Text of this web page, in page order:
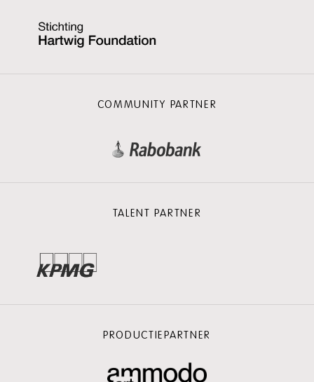
COMMUNITY PARTNER
TALENT PARTNER
PRODUCTIEPARTNER